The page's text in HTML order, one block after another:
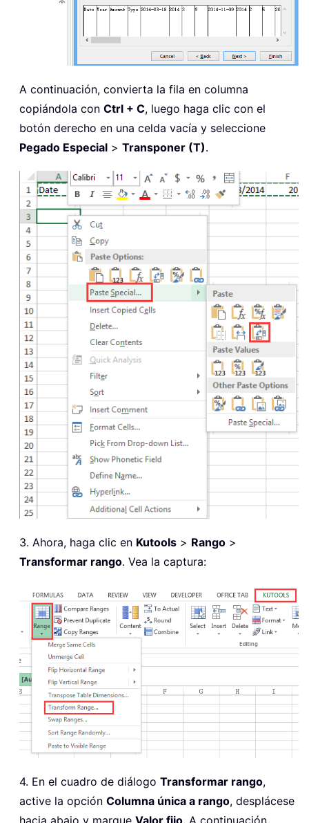
A continuación, convierta la fila en columna
copiándola con Ctrl + C, luego haga clic con el
botón derecho en una celda vacía y seleccione
Pegado Especial > Transponer (T).
3. Ahora, haga clic en Kutools > Rango >
Transformar rango. Vea la captura:
4. En el cuadro de diálogo Transformar rango,
active la opción Columna única a rango, desplácese
hacia abajo y marque Valor fijo. A continuación,